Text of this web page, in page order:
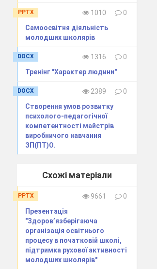
PPTX 1010
0
Самоосвітня діяльність
молодших школярів
DOCX 1316
0
Тренінг "Характер людини"
DOCX 2389
0
Створення умов розвитку
психолого-педагогічної
компетентності майстрів
виробничого навчання
ЗП(ПТ)О.
Схожі матеріали
PPTX 9661
0
Презентація
"Здоров’язберігаюча
організація освітнього
процесу в початковій школі,
підтримка рухової активності
молодших школярів"